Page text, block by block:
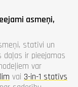
asmeņi,
statīvi un
daļas ir pieejamas
var
vai 3-in-1 statīvs